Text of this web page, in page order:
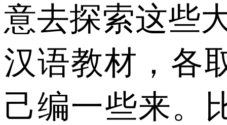
意去探索这些
汉语教材，各
己编一些来。